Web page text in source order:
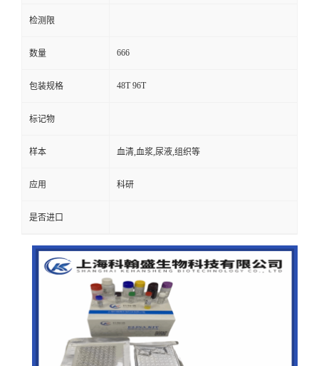
检测限
数量 666
包装规格 48T 96T
标记物
样本 血清,血浆,尿液,组织等
应用 科研
是否进口